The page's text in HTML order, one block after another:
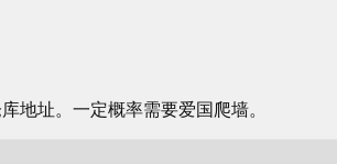
地址。一定概率需要爱国爬墙。